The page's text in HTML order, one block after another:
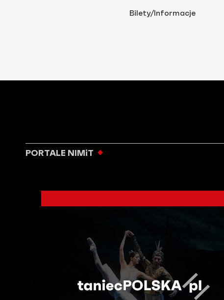
Bilety/Informacje
PORTALE NIMiT